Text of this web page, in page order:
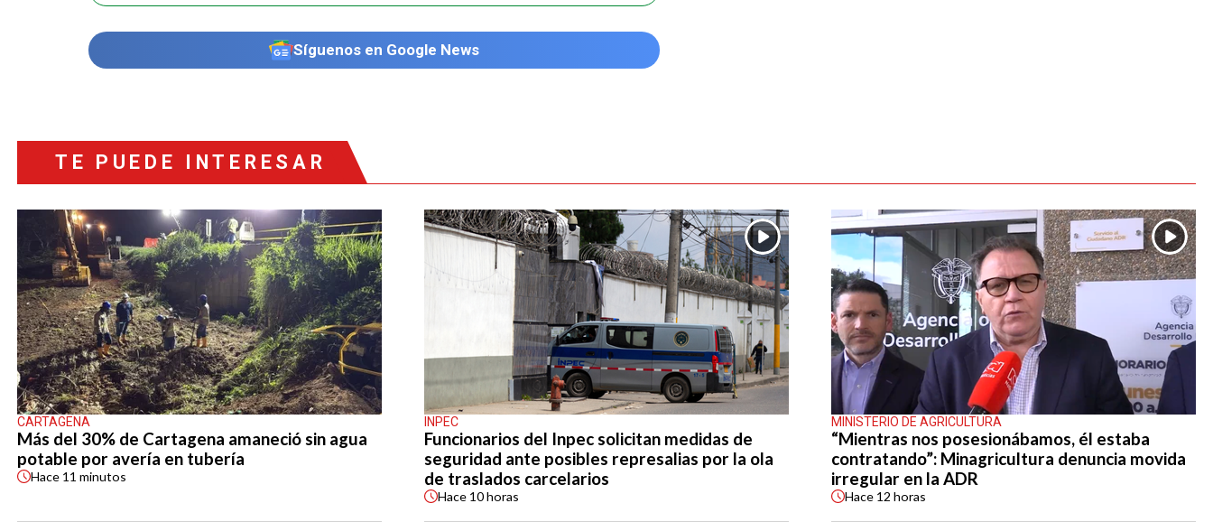
Síguenos en Google News
TE PUEDE INTERESAR
CARTAGENA
Más del 30% de Cartagena amaneció sin agua
potable por avería en tubería
Hace 11 minutos
INPEC
Funcionarios del Inpec solicitan medidas de
seguridad ante posibles represalias por la ola
de traslados carcelarios
Hace 10 horas
MINISTERIO DE AGRICULTURA
“Mientras nos posesionábamos, él estaba
contratando”: Minagricultura denuncia movida
irregular en la ADR
Hace 12 horas